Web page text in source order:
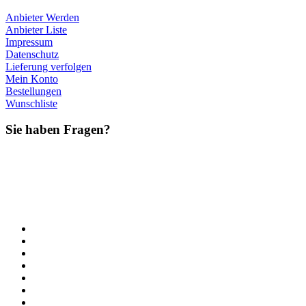
Anbieter Werden
Anbieter Liste
Impressum
Datenschutz
Lieferung verfolgen
Mein Konto
Bestellungen
Wunschliste
Sie haben Fragen?